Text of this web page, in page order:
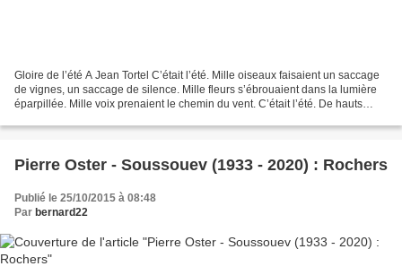
Gloire de l’été A Jean Tortel C’était l’été. Mille oiseaux faisaient un saccage
de vignes, un saccage de silence. Mille fleurs s’ébrouaient dans la lumière
éparpillée. Mille voix prenaient le chemin du vent. C’était l’été. De hauts
Pierre Oster - Soussouev (1933 - 2020) : Rochers
Publié le 25/10/2015 à 08:48
Par bernard22